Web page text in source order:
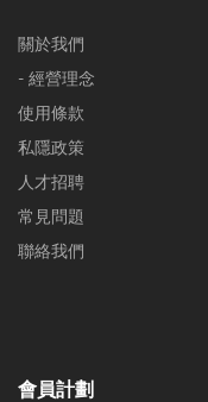
關於我們
- 經營理念
使用條款
私隱政策
人才招聘
常見問題
聯絡我們
會員計劃